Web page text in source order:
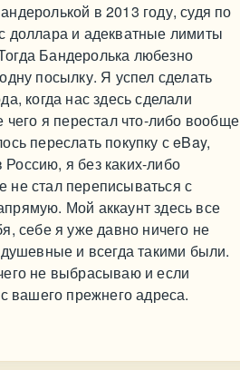
в 2013 году, судя по
доллара и адекватные лимиты
Бандеролька любезно
посылку. Я успел сделать
когда нас здесь сделали
я перестал что-либо вообще
переслать покупку с eBay,
я без каких-либо
не стал переписываться с
Мой аккаунт здесь все
себе я уже давно ничего не
и всегда такими были.
не выбрасываю и если
вашего прежнего адреса.